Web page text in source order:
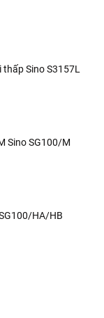
Sino S3157L
Sino SG100/M
HA/HB